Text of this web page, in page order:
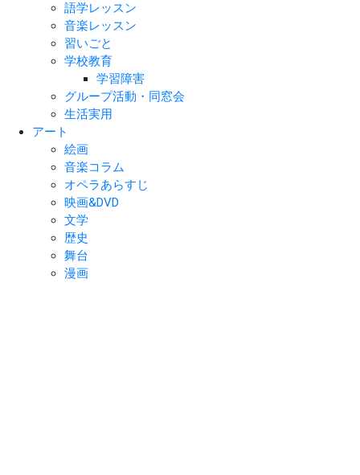
語学レッスン
音楽レッスン
習いごと
学校教育
学習障害
グループ活動・同窓会
生活実用
アート
絵画
音楽コラム
オペラあらすじ
映画&DVD
文学
歴史
舞台
漫画